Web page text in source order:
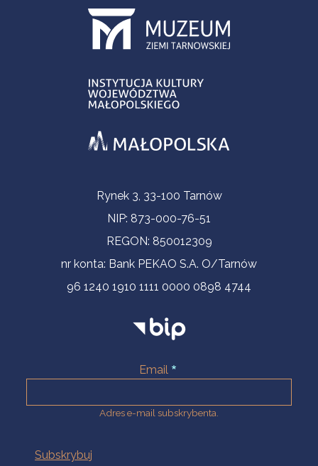
Informacje kontaktoweRynek 3, 33-100 Tarnów
NIP: 873-000-76-51
REGON: 850012309
nr konta: Bank PEKAO S.A. O/Tarnów
96 1240 1910 1111 0000 0898 4744
Email
Adres e-mail subskrybenta.